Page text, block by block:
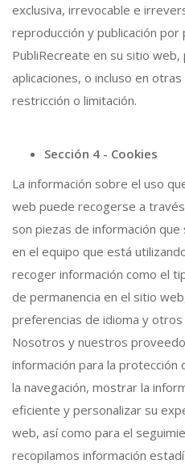
exclusiva, irrevocable e
reproducción y publicación
PubliRecreate en su sitio
aplicaciones, o incluso en
restricción o limitación.
Sección 4 - Cookies
La información sobre el uso
web puede recogerse a
son piezas de información
en el equipo que está
recoger información como el
de permanencia en el sitio
preferencias de idioma y
Nosotros y nuestros
información para la protección
la navegación, mostrar la
eficiente y personalizar su
web, así como para el
recopilamos información